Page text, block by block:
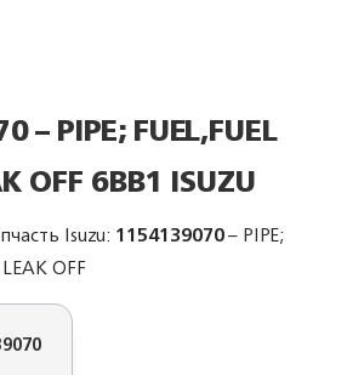
– PIPE; FUEL,FUEL
OFF 6BB1 ISUZU
Isuzu: 1154139070– PIPE;
OFF